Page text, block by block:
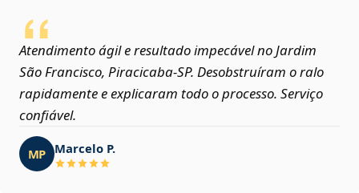
Atendimento ágil e resultado impecável no Jardim
São Francisco, Piracicaba‑SP. Desobstruíram o ralo
rapidamente e explicaram todo o processo. Serviço
confiável.
MP Marcelo P.